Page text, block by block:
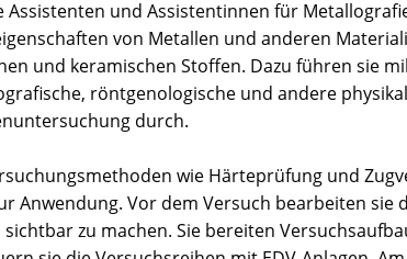
Assistenten und Assistentinnen für
von Metallen und anderen
und keramischen Stoffen. Dazu führen sie
röntgenologische und andere
durch.
wie Härteprüfung und
Anwendung. Vor dem Versuch bearbeiten sie
zu machen. Sie bereiten